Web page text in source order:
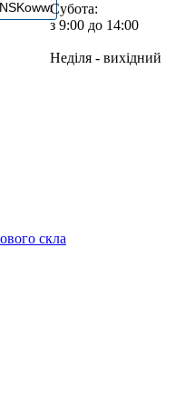
Субота:
з 9:00 до 14:00
Неділя - вихідний
скла